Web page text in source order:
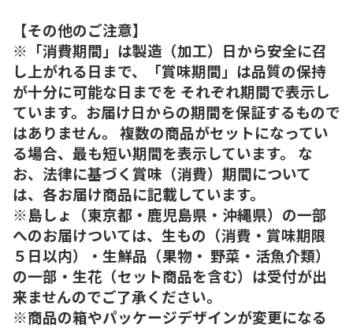
【その他のご注意】
※「消費期間」は製造（加工）日から安全に召
し上がれる日まで、「賞味期間」は品質の保持
が十分に可能な日までを それぞれ期間で表示し
ています。お届け日からの期間を保証するもので
はありません。 複数の商品がセットになってい
る場合、最も短い期間を表示しています。 な
お、法律に基づく賞味（消費）期間について
は、各お届け商品に記載しています。
※島しょ（東京都・鹿児島県・沖縄県）の一部
へのお届けついては、生もの（消費・賞味期限
５日以内）・生鮮品（果物・ 野菜・活魚介類）
の一部・生花（セット商品を含む）は受付が出
来ませんのでご了承ください。
※商品の箱やパッケージデザインが変更になる